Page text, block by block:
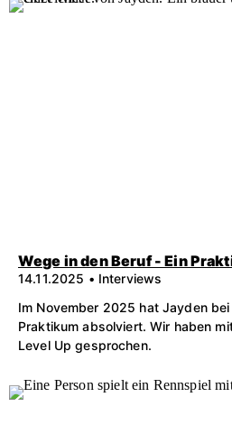
Wege in den Beruf - Ein
14.11.2025 • Interviews
Im November 2025 hat Jayden
Praktikum absolviert. Wir haben
Level Up gesprochen.